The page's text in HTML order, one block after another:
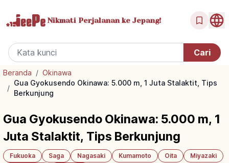
Nikmati Perjalanan ke Jepang!
Beranda / Okinawa
/
Gua Gyokusendo Okinawa: 5.000 m, 1 Juta Stalaktit, Tips
Berkunjung
Gua Gyokusendo Okinawa: 5.000 m, 1
Juta Stalaktit, Tips Berkunjung
Fukuoka Saga Nagasaki Kumamoto Oita
Miyazaki